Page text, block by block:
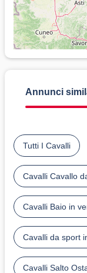
Annunci
Tutti I Cavalli
Cavalli Cavallo
Cavalli Baio in
Cavalli da sport
Cavalli Salto